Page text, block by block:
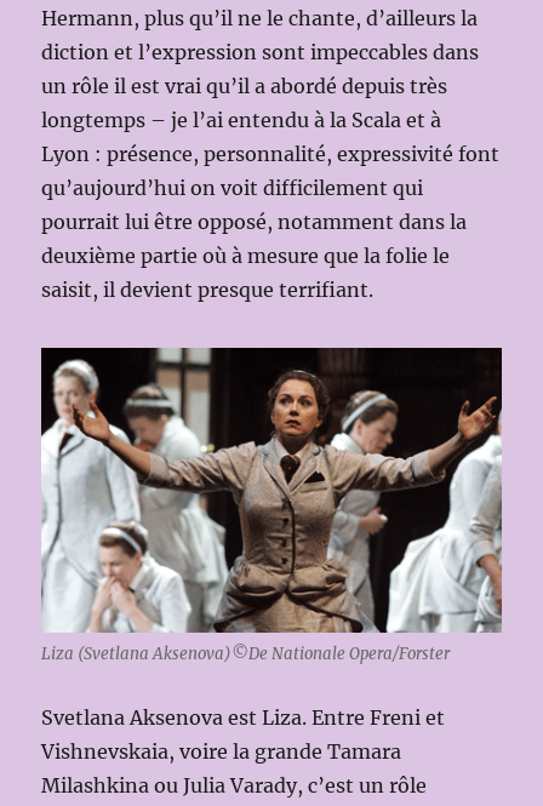
Hermann, plus qu’il ne le chante, d’ailleurs la
diction et l’expression sont impeccables dans
un rôle il est vrai qu’il a abordé depuis très
longtemps – je l’ai entendu à la Scala et à
Lyon : présence, personnalité, expressivité font
qu’aujourd’hui on voit difficilement qui
pourrait lui être opposé, notamment dans la
deuxième partie où à mesure que la folie le
saisit, il devient presque terrifiant.
Liza (Svetlana Aksenova)©De Nationale Opera/Forster
Svetlana Aksenova est Liza. Entre Freni et
Vishnevskaia, voire la grande Tamara
Milashkina ou Julia Varady, c’est un rôle